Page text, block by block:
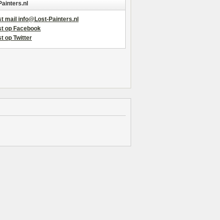
mail info@Lost-Painters.nl
op Facebook
op Twitter